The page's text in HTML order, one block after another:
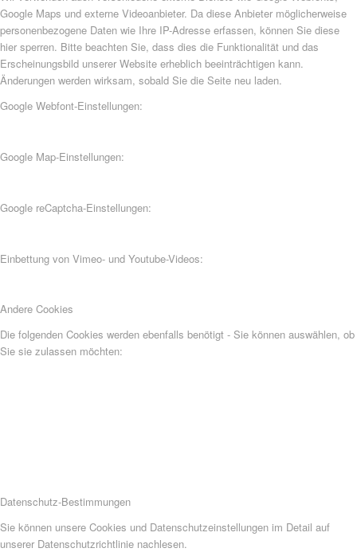
Google Maps und externe Videoanbieter. Da diese Anbieter möglicherweise
personenbezogene Daten wie Ihre IP-Adresse erfassen, können Sie diese
hier sperren. Bitte beachten Sie, dass dies die Funktionalität und das
Erscheinungsbild unserer Website erheblich beeinträchtigen kann.
Änderungen werden wirksam, sobald Sie die Seite neu laden.
Google Webfont-Einstellungen:
Google Map-Einstellungen:
Google reCaptcha-Einstellungen:
Einbettung von Vimeo- und Youtube-Videos:
Andere Cookies
Die folgenden Cookies werden ebenfalls benötigt - Sie können auswählen, ob
Sie sie zulassen möchten:
Datenschutz-Bestimmungen
Sie können unsere Cookies und Datenschutzeinstellungen im Detail auf
unserer Datenschutzrichtlinie nachlesen.